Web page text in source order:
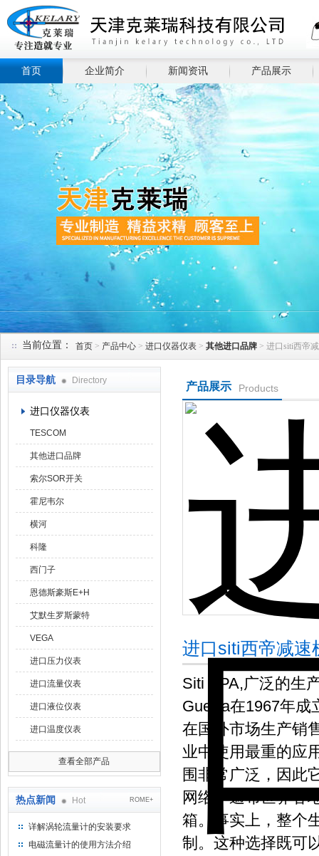
首页 企业简介 新闻资讯 产品展示
当前位置： 首页 > 产品中心 > 进口仪器仪表 > 其他进口品牌 > 进口siti西帝
目录导航 Directory
进口仪器仪表
TESCOM
其他进口品牌
索尔SOR开关
霍尼韦尔
横河
科隆
西门子
恩德斯豪斯E+H
艾默生罗斯蒙特
VEGA
进口压力仪表
进口流量仪表
进口液位仪表
进口温度仪表
查看全部产品
热点新闻 Hot ROME+
详解涡轮流量计的安装要求
电磁流量计的使用方法介绍
产品展示 Products
进口siti西帝减速
Siti SPA,广泛的生
Guerra在1967年成
在国外市场生产销
业中使用最重的应
围非常广泛，因此
网络，遍布世界各
箱。事实上，整个
制。这种选择既可